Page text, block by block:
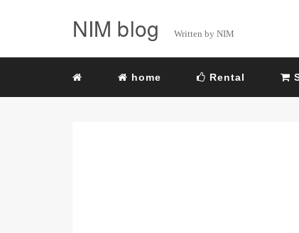
NIM blog Written by NIM
home Rental